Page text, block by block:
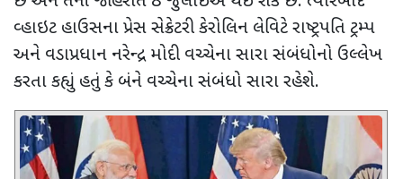
વ્હાઇટ હાઉસના પ્રેસ સેક્રેટરી કેરોલિન લેવિટે રાષ્ટ્રપતિ ટ્રમ્પ
અને વડાપ્રધાન નરેન્દ્ર મોદી વચ્ચેના સારા સંબંધોનો ઉલ્લેખ
કરતા કહ્યું હતું કે બંને વચ્ચેના સંબંધો સારા રહેશે.